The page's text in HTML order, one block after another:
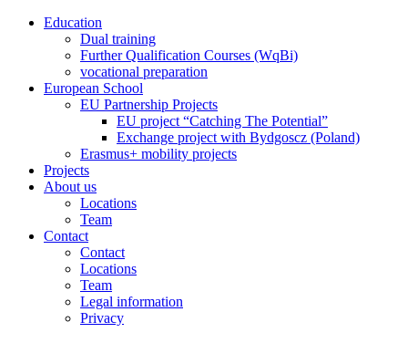
Education
Dual training
Further Qualification Courses (WqBi)
vocational preparation
European School
EU Partnership Projects
EU project “Catching The Potential”
Exchange project with Bydgoscz (Poland)
Erasmus+ mobility projects
Projects
About us
Locations
Team
Contact
Contact
Locations
Team
Legal information
Privacy